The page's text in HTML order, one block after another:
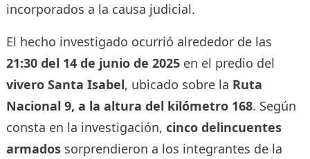
incorporados a la causa judicial.
El hecho investigado ocurrió alrededor de las
21:30 del 14 de junio de 2025en el predio del
vivero Santa Isabel, ubicado sobre la Ruta
Nacional 9, a la altura del kilómetro 168. Según
consta en la investigación, cinco delincuentes
armadossorprendieron a los integrantes de la